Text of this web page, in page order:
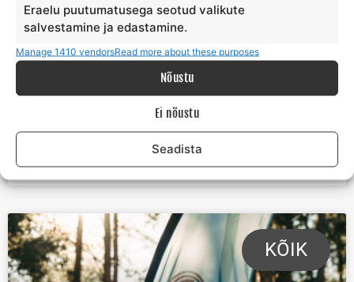
Eraelu puutumatusega seotud valikute
salvestamine ja edastamine.
Manage 1410 vendorsRead more about these purposes
Nõustu
Ei nõustu
Seadista
Otsid ideid firma suvepäevadeks 2026 Eestis? Avasta
aktiivsed, looduslähedased ja meeskonda ühendavad
Parimad ideed firma suvepäevadeks 2026 Eestis Firma
APRILL 24, 2026
KÕIK